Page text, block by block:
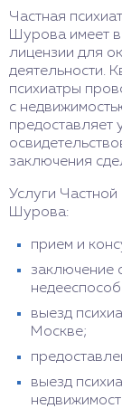
Частная
Шурова имеет
лицензии для
деятельности.
психиатры
с
предоставляет
заключения
Услуги Частной
Шурова:
прием и
заключение
выезд
Москве;
выезд